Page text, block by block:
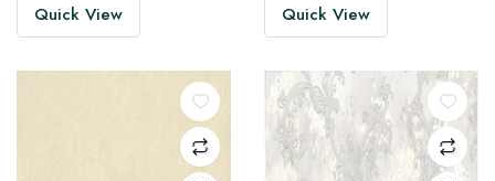
Quick View Quick View